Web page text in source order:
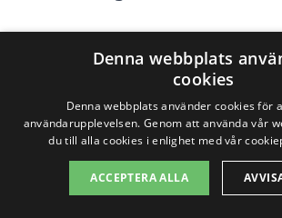
Norrköping
Krokek
Denna webbplats
cookies
Denna webbplats använder cookies för
användarupplevelsen. Genom att använda vår
du till alla cookies i enlighet med vår
ACCEPTERA ALLA